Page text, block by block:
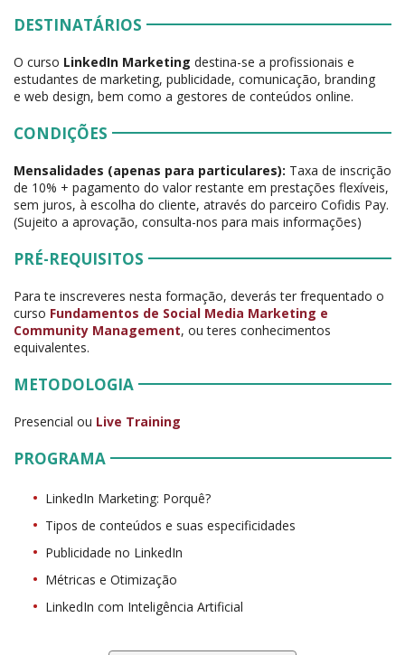
DESTINATÁRIOS
O curso LinkedIn Marketing destina-se a profissionais e
estudantes de marketing, publicidade, comunicação, branding
e web design, bem como a gestores de conteúdos online.
CONDIÇÕES
Mensalidades (apenas para particulares): Taxa de inscrição
de 10% + pagamento do valor restante em prestações flexíveis,
sem juros, à escolha do cliente, através do parceiro Cofidis Pay.
(Sujeito a aprovação, consulta-nos para mais informações)
PRÉ-REQUISITOS
Para te inscreveres nesta formação, deverás ter frequentado o
curso Fundamentos de Social Media Marketing e
Community Management, ou teres conhecimentos
equivalentes.
METODOLOGIA
Presencial ou Live Training
PROGRAMA
LinkedIn Marketing: Porquê?
Tipos de conteúdos e suas especificidades
Publicidade no LinkedIn
Métricas e Otimização
LinkedIn com Inteligência Artificial